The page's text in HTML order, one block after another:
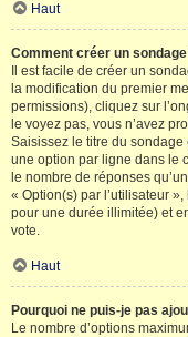
Haut
Comment créer un
Il est facile de créer un
la modification du premier
permissions), cliquez sur
le voyez pas, vous n’avez
Saisissez le titre du
une option par ligne dans le
le nombre de réponses
« Option(s) par l’utilisateur
pour une durée illimitée) et
vote.
Haut
Pourquoi ne puis-je pas
Le nombre d’options